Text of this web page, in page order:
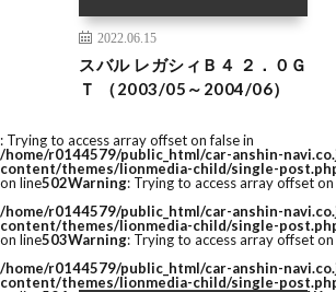
2022.06.15
スバル レガシィＢ４ ２．０Ｇ
Ｔ （2003/05～2004/06）
: Trying to access array offset on false in
/home/r0144579/public_html/car-anshin-
content/themes/lionmedia-child/single-
on line502Warning: Trying to access array offset on
/home/r0144579/public_html/car-anshin-
content/themes/lionmedia-child/single-
on line503Warning: Trying to access array offset on
/home/r0144579/public_html/car-anshin-
content/themes/lionmedia-child/single-